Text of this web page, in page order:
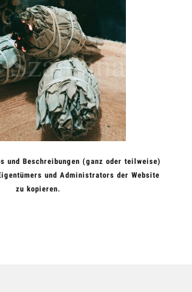
und Beschreibungen (ganz oder teilweise)
und Administrators der Website
zu kopieren.